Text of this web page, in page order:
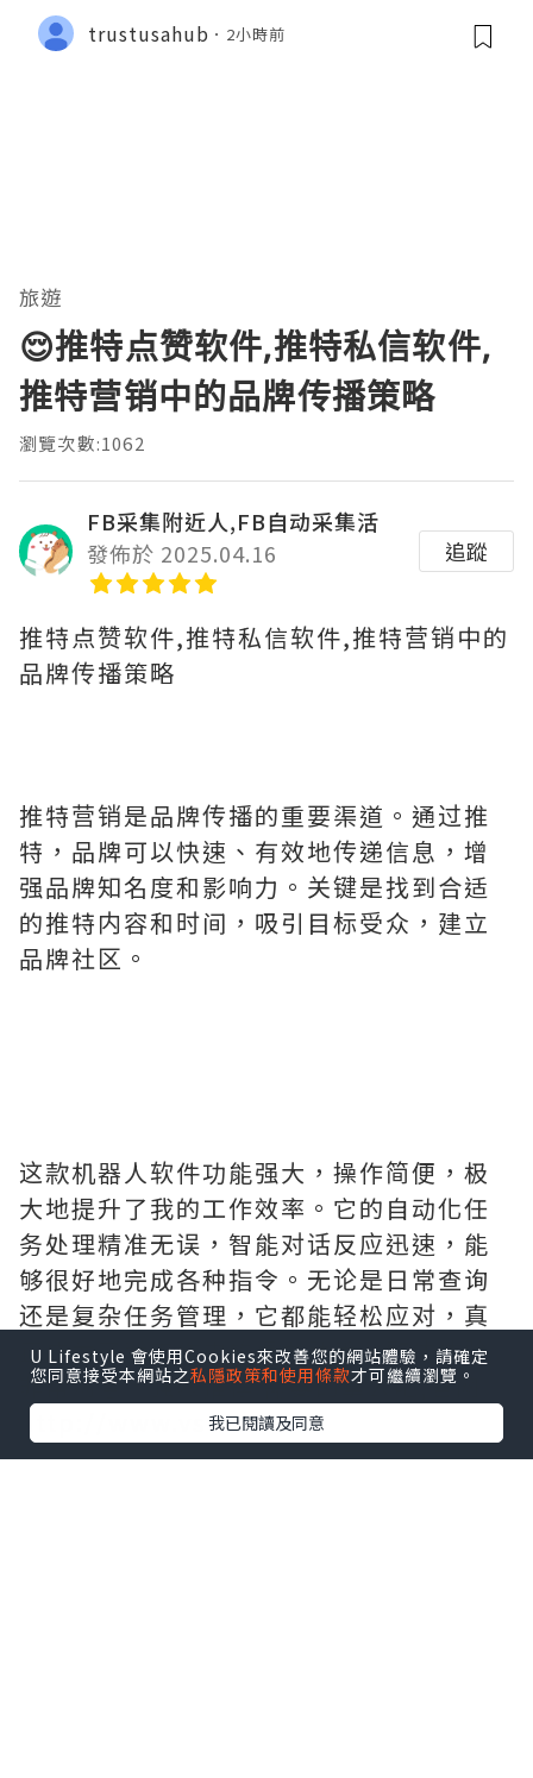
trustusahub 2小時前
旅遊
😌推特点赞软件,推特私信软件,
推特营销中的品牌传播策略
瀏覽次數:1062
FB采集附近人,FB自动采集活
發佈於 2025.04.16
追蹤
推特点赞软件,推特私信软件,推特营销中的
品牌传播策略
推特营销是品牌传播的重要渠道。通过推
特，品牌可以快速、有效地传递信息，增
强品牌知名度和影响力。关键是找到合适
的推特内容和时间，吸引目标受众，建立
品牌社区。
这款机器人软件功能强大，操作简便，极
大地提升了我的工作效率。它的自动化任
务处理精准无误，智能对话反应迅速，能
够很好地完成各种指令。无论是日常查询
还是复杂任务管理，它都能轻松应对，真
正成为了我工作中的得力助手。整体体验
非常满意，强烈推荐.需要的拿去吧,官网
http://www.vst.tw
U Lifestyle 會使用Cookies來改善您的網站體驗，請確定
您同意接受本網站之私隱政策和使用條款才可繼續瀏覽。
我已閱讀及同意